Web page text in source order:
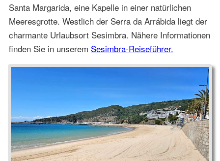
Santa Margarida, eine Kapelle in einer natürlichen
Meeresgrotte. Westlich der Serra da Arrábida liegt der
charmante Urlaubsort Sesimbra. Nähere Informationen
finden Sie in unserem Sesimbra-Reiseführer.